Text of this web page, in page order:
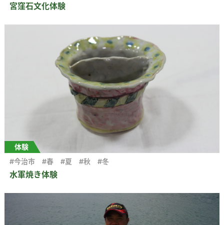
宮窪石文化体験
体験
水軍焼き体験
#今治市 #春 #夏 #秋 #冬